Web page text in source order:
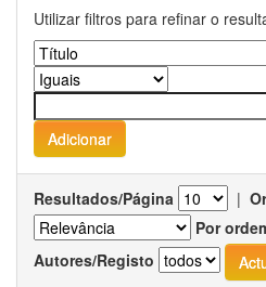
Utilizar filtros para refinar o
Resultados/Página |
Por
Autores/Registo